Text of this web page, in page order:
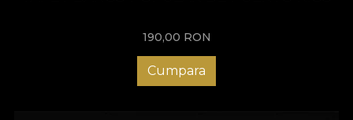
190,00 RON
Cumpara